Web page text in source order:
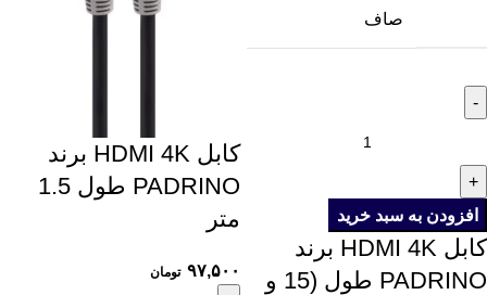
صاف
افزودن به سبد خرید
کابل HDMI 4K برند
PADRINO طول (15 و
کابل HDMI 4K برند
PADRINO طول 1.5
متر
۹۷,۵۰۰ تومان